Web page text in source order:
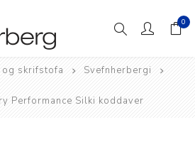
0
skrifstofa Svefnherbergi
Performance Silki koddaver